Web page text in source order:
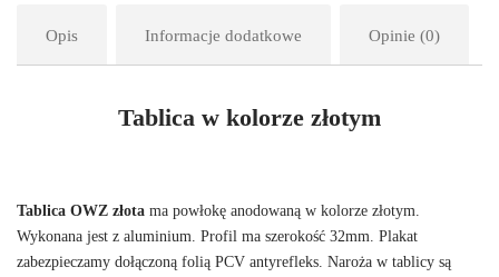
Opis Informacje dodatkowe Opinie (0)
Tablica w kolorze złotym
Tablica OWZ złotama powłokę anodowaną w kolorze złotym.
Wykonana jest z aluminium. Profil ma szerokość 32mm. Plakat
zabezpieczamy dołączoną folią PCV antyrefleks. Naroża w tablicy są